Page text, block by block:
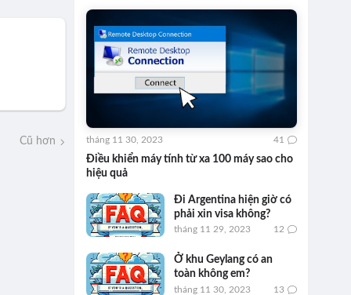
Cũ hơn
Điều khiển máy tính từ xa 100 máy sao cho
hiệu quả
tháng 11 30, 2023 41
Đi Argentina hiện giờ có
phải xin visa không?
tháng 11 29, 2023 12
Ở khu Geylang có an
toàn không em?
tháng 11 30, 2023 13